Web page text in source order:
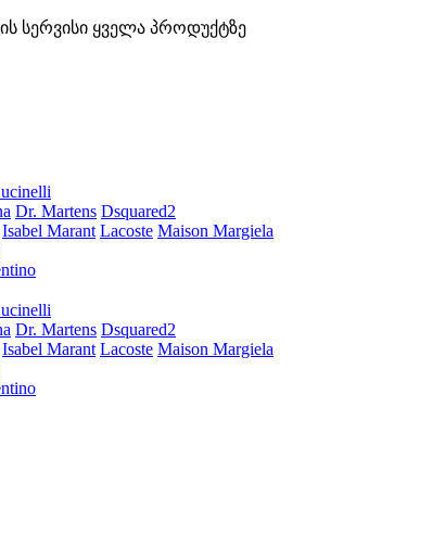
სერვისი ყველა პროდუქტზე
Dr. Martens Dsquared2
Isabel Marant Lacoste Maison Margiela
Dr. Martens Dsquared2
Isabel Marant Lacoste Maison Margiela